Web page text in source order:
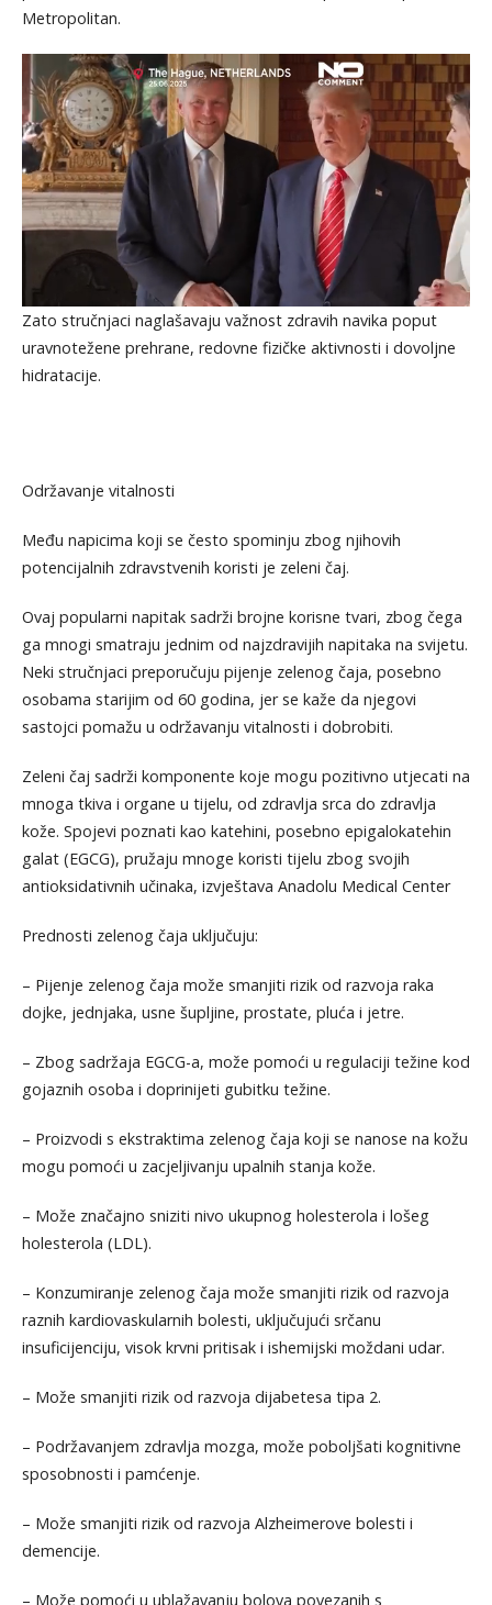
Metropolitan.
Zato stručnjaci naglašavaju važnost zdravih navika poput
uravnotežene prehrane, redovne fizičke aktivnosti i dovoljne
hidratacije.
Održavanje vitalnosti
Među napicima koji se često spominju zbog njihovih
potencijalnih zdravstvenih koristi je zeleni čaj.
Ovaj popularni napitak sadrži brojne korisne tvari, zbog čega
ga mnogi smatraju jednim od najzdravijih napitaka na svijetu.
Neki stručnjaci preporučuju pijenje zelenog čaja, posebno
osobama starijim od 60 godina, jer se kaže da njegovi
sastojci pomažu u održavanju vitalnosti i dobrobiti.
Zeleni čaj sadrži komponente koje mogu pozitivno utjecati na
mnoga tkiva i organe u tijelu, od zdravlja srca do zdravlja
kože. Spojevi poznati kao katehini, posebno epigalokatehin
galat (EGCG), pružaju mnoge koristi tijelu zbog svojih
antioksidativnih učinaka, izvještava Anadolu Medical Center
Prednosti zelenog čaja uključuju:
– Pijenje zelenog čaja može smanjiti rizik od razvoja raka
dojke, jednjaka, usne šupljine, prostate, pluća i jetre.
– Zbog sadržaja EGCG-a, može pomoći u regulaciji težine kod
gojaznih osoba i doprinijeti gubitku težine.
– Proizvodi s ekstraktima zelenog čaja koji se nanose na kožu
mogu pomoći u zacjeljivanju upalnih stanja kože.
– Može značajno sniziti nivo ukupnog holesterola i lošeg
holesterola (LDL).
– Konzumiranje zelenog čaja može smanjiti rizik od razvoja
raznih kardiovaskularnih bolesti, uključujući srčanu
insuficijenciju, visok krvni pritisak i ishemijski moždani udar.
– Može smanjiti rizik od razvoja dijabetesa tipa 2.
– Podržavanjem zdravlja mozga, može poboljšati kognitivne
sposobnosti i pamćenje.
– Može smanjiti rizik od razvoja Alzheimerove bolesti i
demencije.
– Može pomoći u ublažavanju bolova povezanih s